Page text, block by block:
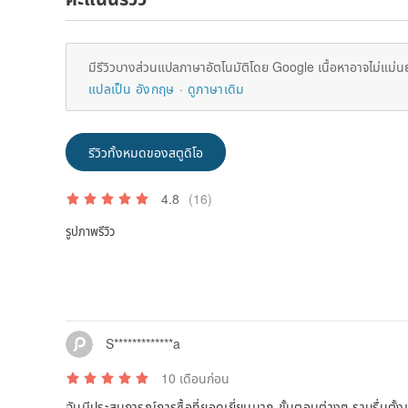
มีรีวิวบางส่วนแปลภาษาอัตโนมัติโดย Google เนื้อหาอาจไม่แม่น
แปลเป็น อังกฤษ
ดูภาษาเดิม
รีวิวทั้งหมดของสตูดิโอ
4.8 (16)
รูปภาพรีวิว
S*************a
10 เดือนก่อน